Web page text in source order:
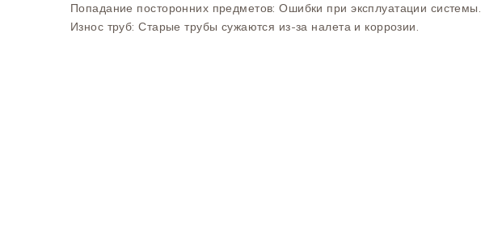
Попадание посторонних предметов: Ошибки при эксплуатации системы.
Износ труб: Старые трубы сужаются из-за налета и коррозии.